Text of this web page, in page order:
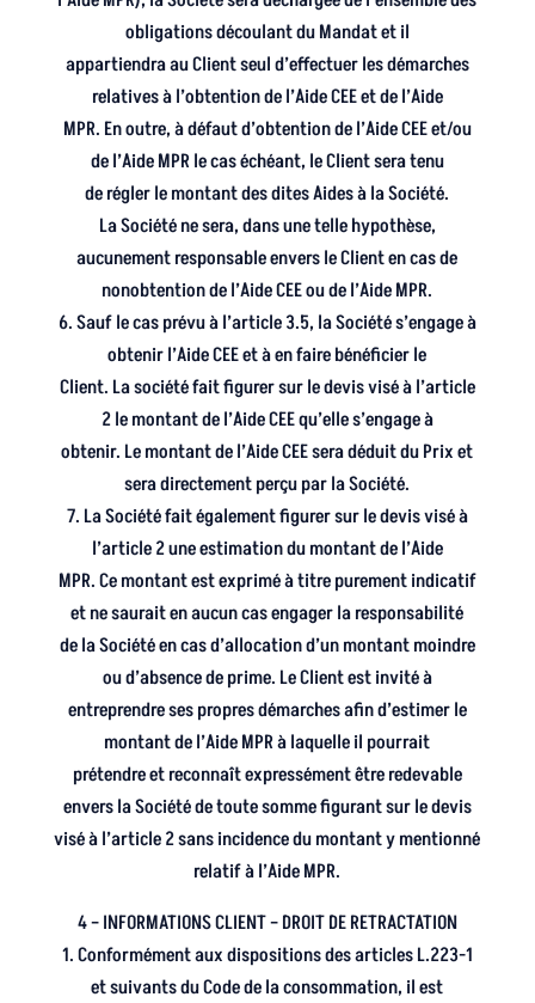
obligations découlant du Mandat et il
appartiendra au Client seul d’effectuer les démarches
relatives à l’obtention de l’Aide CEE et de l’Aide
MPR. En outre, à défaut d’obtention de l’Aide CEE et/ou
de l’Aide MPR le cas échéant, le Client sera tenu
de régler le montant des dites Aides à la Société.
La Société ne sera, dans une telle hypothèse,
aucunement responsable envers le Client en cas de
nonobtention de l’Aide CEE ou de l’Aide MPR.
6. Sauf le cas prévu à l’article 3.5, la Société s’engage à
obtenir l’Aide CEE et à en faire bénéficier le
Client. La société fait figurer sur le devis visé à l’article
2 le montant de l’Aide CEE qu’elle s’engage à
obtenir. Le montant de l’Aide CEE sera déduit du Prix et
sera directement perçu par la Société.
7. La Société fait également figurer sur le devis visé à
l’article 2 une estimation du montant de l’Aide
MPR. Ce montant est exprimé à titre purement indicatif
et ne saurait en aucun cas engager la responsabilité
de la Société en cas d’allocation d’un montant moindre
ou d’absence de prime. Le Client est invité à
entreprendre ses propres démarches afin d’estimer le
montant de l’Aide MPR à laquelle il pourrait
prétendre et reconnaît expressément être redevable
envers la Société de toute somme figurant sur le devis
visé à l’article 2 sans incidence du montant y mentionné
relatif à l’Aide MPR.
4 – INFORMATIONS CLIENT – DROIT DE RETRACTATION
1. Conformément aux dispositions des articles L.223-1
et suivants du Code de la consommation, il est